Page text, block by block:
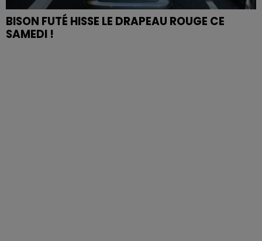
BISON FUTÉ HISSE LE DRAPEAU ROUGE CE
SAMEDI !